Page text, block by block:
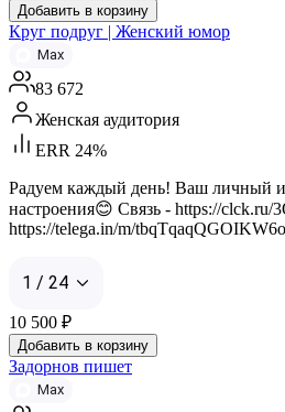
Добавить в корзину
Круг подруг | Женский юмор
Max
83 672
Женская аудитория
ERR 24%
Радуем каждый день! Ваш личный
настроения😊 Связь - https://clck.ru/
https://telega.in/m/
1 / 24
10 500 ₽
Добавить в корзину
Задорнов пишет
Max